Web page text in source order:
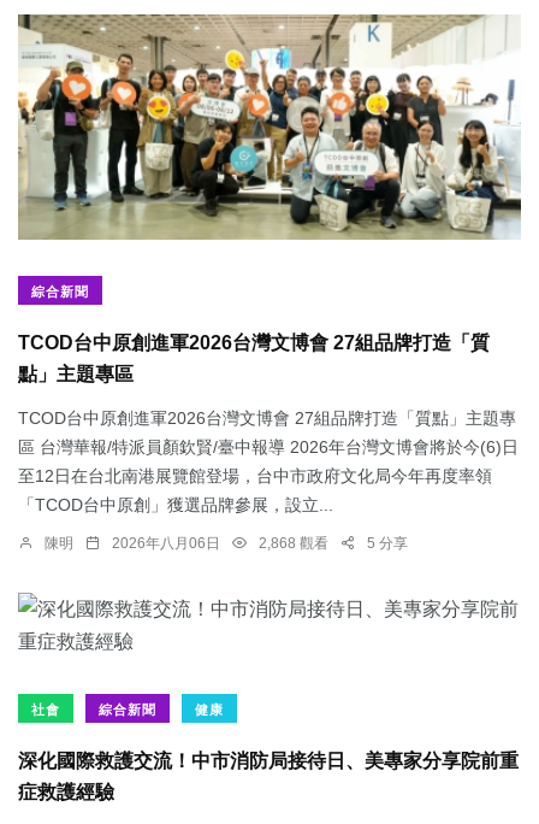
綜合新聞
TCOD台中原創進軍2026台灣文博會 27組品牌打造「質
點」主題專區
TCOD台中原創進軍2026台灣文博會 27組品牌打造「質點」主題專
區 台灣華報/特派員顏欽賢/臺中報導 2026年台灣文博會將於今(6)日
至12日在台北南港展覽館登場，台中市政府文化局今年再度率領
「TCOD台中原創」獲選品牌參展，設立...
陳明 2026年八月06日 2,868 觀看 5 分享
社會 綜合新聞 健康
深化國際救護交流！中市消防局接待日、美專家分享院前重
症救護經驗